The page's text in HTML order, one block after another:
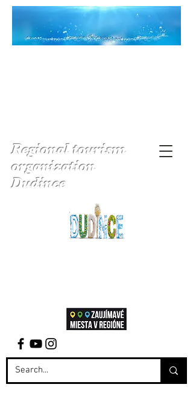
Regional tourism
organization
Dudince